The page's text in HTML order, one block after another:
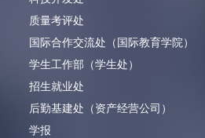
质量考评处
国际合作交流处（国际教育学院）
学生工作部（学生处）
招生就业处
后勤基建处（资产经营公司）
学报